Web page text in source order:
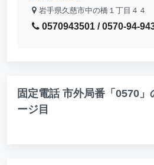
岩手県久慈市中の橋１丁目４４
0570943501 / 0570-94-
固定電話 市外局番「0570
ージ目